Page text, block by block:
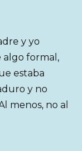
y yo
algo formal,
estaba
y no
menos, no al